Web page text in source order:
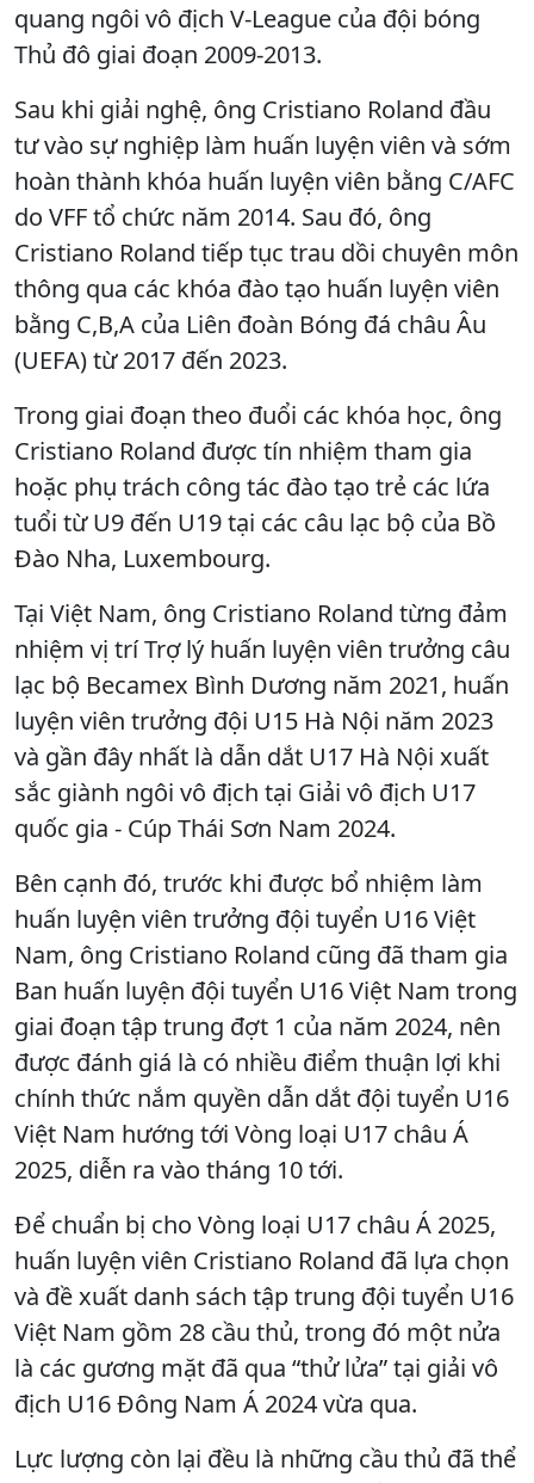
quang ngôi vô địch V-League của đội bóng
Thủ đô giai đoạn 2009-2013.
Sau khi giải nghệ, ông Cristiano Roland đầu
tư vào sự nghiệp làm huấn luyện viên và sớm
hoàn thành khóa huấn luyện viên bằng C/AFC
do VFF tổ chức năm 2014. Sau đó, ông
Cristiano Roland tiếp tục trau dồi chuyên môn
thông qua các khóa đào tạo huấn luyện viên
bằng C,B,A của Liên đoàn Bóng đá châu Âu
(UEFA) từ 2017 đến 2023.
Trong giai đoạn theo đuổi các khóa học, ông
Cristiano Roland được tín nhiệm tham gia
hoặc phụ trách công tác đào tạo trẻ các lứa
tuổi từ U9 đến U19 tại các câu lạc bộ của Bồ
Đào Nha, Luxembourg.
Tại Việt Nam, ông Cristiano Roland từng đảm
nhiệm vị trí Trợ lý huấn luyện viên trưởng câu
lạc bộ Becamex Bình Dương năm 2021, huấn
luyện viên trưởng đội U15 Hà Nội năm 2023
và gần đây nhất là dẫn dắt U17 Hà Nội xuất
sắc giành ngôi vô địch tại Giải vô địch U17
quốc gia - Cúp Thái Sơn Nam 2024.
Bên cạnh đó, trước khi được bổ nhiệm làm
huấn luyện viên trưởng đội tuyển U16 Việt
Nam, ông Cristiano Roland cũng đã tham gia
Ban huấn luyện đội tuyển U16 Việt Nam trong
giai đoạn tập trung đợt 1 của năm 2024, nên
được đánh giá là có nhiều điểm thuận lợi khi
chính thức nắm quyền dẫn dắt đội tuyển U16
Việt Nam hướng tới Vòng loại U17 châu Á
2025, diễn ra vào tháng 10 tới.
Để chuẩn bị cho Vòng loại U17 châu Á 2025,
huấn luyện viên Cristiano Roland đã lựa chọn
và đề xuất danh sách tập trung đội tuyển U16
Việt Nam gồm 28 cầu thủ, trong đó một nửa
là các gương mặt đã qua “thử lửa” tại giải vô
địch U16 Đông Nam Á 2024 vừa qua.
Lực lượng còn lại đều là những cầu thủ đã thể